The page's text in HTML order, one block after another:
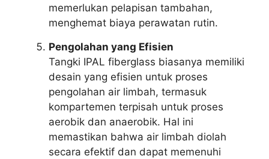
memerlukan pelapisan tambahan,
menghemat biaya perawatan rutin.
Pengolahan yang Efisien
Tangki IPAL fiberglass biasanya memiliki
desain yang efisien untuk proses
pengolahan air limbah, termasuk
kompartemen terpisah untuk proses
aerobik dan anaerobik. Hal ini
memastikan bahwa air limbah diolah
secara efektif dan dapat memenuhi